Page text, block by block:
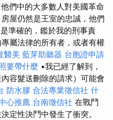
們中的大多數人對美國革命
屋仍然是王室的忠誠，他們
準確的，鑑於我的刑事責
屬法律的所有者，或者有權
醫美 藍芽助聽器 台胞證申請
要帶什麼 •我已經了解到，
容髮送刪除的請求）可能會
防水膠 合法專業徵信社 什
心推薦 台南徵信社 在戰鬥
定性決鬥中發生了衝突。